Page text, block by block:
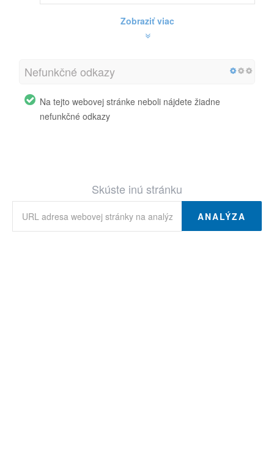
Zobraziť viac
Nefunkčné odkazy
Na tejto webovej stránke neboli nájdete žiadne
nefunkčné odkazy
Skúste inú stránku
ANALÝZA